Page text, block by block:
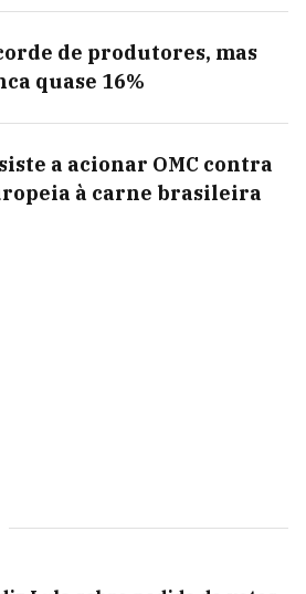
de produtores, mas
quase 16%
a acionar OMC contra
à carne brasileira